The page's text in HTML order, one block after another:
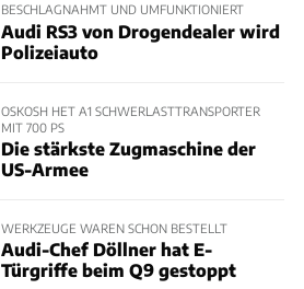
BESCHLAGNAHMT UND UMFUNKTIONIERT
Audi RS3 von Drogendealer wird
Polizeiauto
OSKOSH HET A1 SCHWERLASTTRANSPORTER
MIT 700 PS
Die stärkste Zugmaschine der
US-Armee
WERKZEUGE WAREN SCHON BESTELLT
Audi-Chef Döllner hat E-
Türgriffe beim Q9 gestoppt